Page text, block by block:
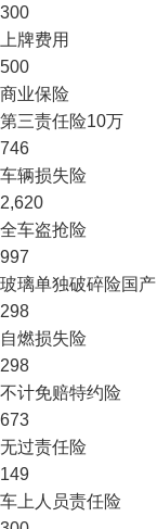
300
上牌费用
500
商业保险
第三责任险10万
746
车辆损失险
2,620
全车盗抢险
997
玻璃单独破碎险国产
298
自燃损失险
298
不计免赔特约险
673
无过责任险
149
车上人员责任险